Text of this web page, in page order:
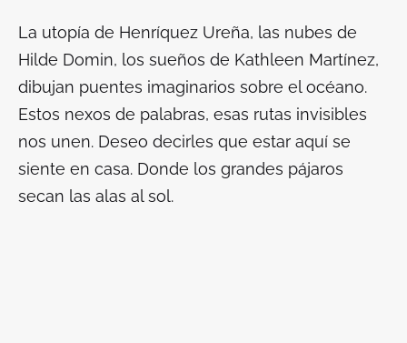
La utopía de Henríquez Ureña, las nubes de
Hilde Domin, los sueños de Kathleen Martínez,
dibujan puentes imaginarios sobre el océano.
Estos nexos de palabras, esas rutas invisibles
nos unen. Deseo decirles que estar aquí se
siente en casa. Donde los grandes pájaros
secan las alas al sol.